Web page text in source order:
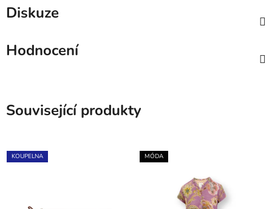
Diskuze
Hodnocení
Související produkty
KOUPELNA MÓDA